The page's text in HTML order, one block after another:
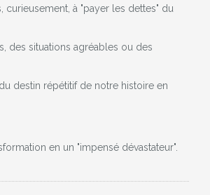
à "payer les dettes" du
des situations agréables ou des
destin répétitif de notre histoire en
en un "impensé dévastateur".